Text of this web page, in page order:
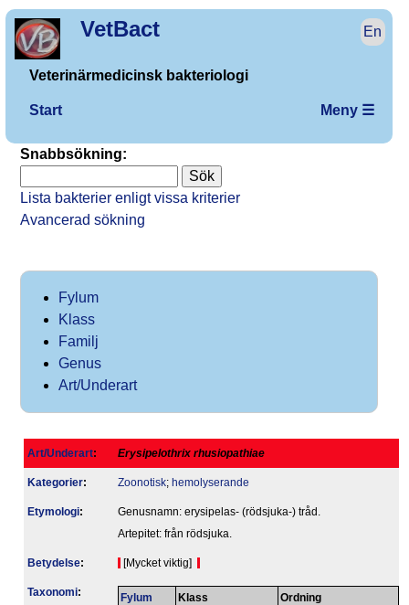
VetBact En
Veterinärmedicinsk bakteriologi
Start Meny ☰
Snabbsökning:
Lista bakterier enligt vissa kriterier
Avancerad sökning
Fylum
Klass
Familj
Genus
Art/Underart
Art/Underart: Erysipelothrix rhusiopathiae
Kategorier: Zoonotisk; hemolyserande
Etymologi:
Genusnamn: erysipelas- (rödsjuka-) tråd.
Artepitet: från rödsjuka.
Betydelse: [Mycket viktig]
Taxonomi: Fylum Klass Ordning